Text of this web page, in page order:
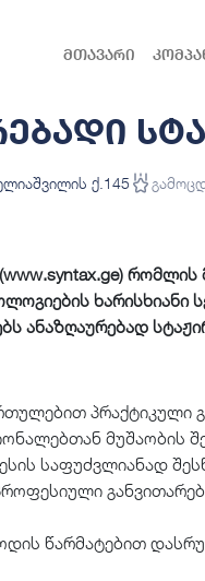
მთავარი
ქ.145
www.syntax.ge) რომლის
ხარისხიანი
ანაზღაურებად
პრაქტიკული
მუშაობის
საფუძვლიანად
წარმატებით